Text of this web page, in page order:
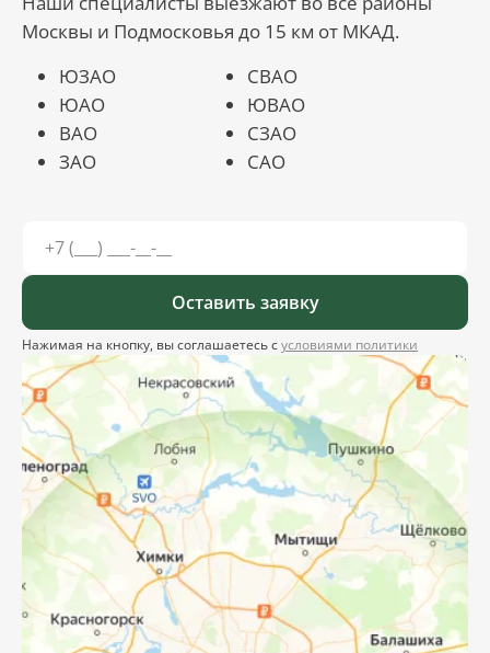
Москвы и Подмосковья до 15 км от МКАД.
ЮЗАО
СВАО
ЮАО
ЮВАО
ВАО
СЗАО
ЗАО
САО
Оставить заявку
Нажимая на кнопку, вы соглашаетесь сусловиями политики